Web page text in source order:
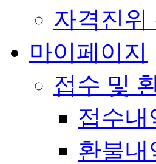
자격진위
마이페이지
접수 및
접수내
환불내